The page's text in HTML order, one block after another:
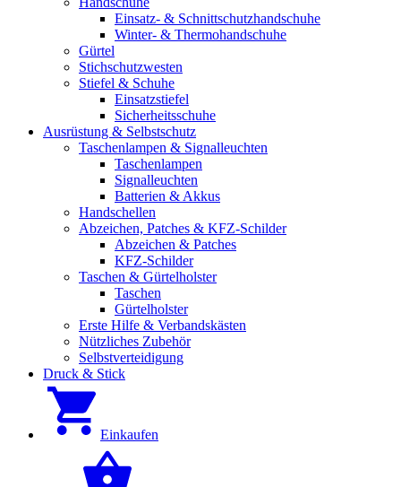
Einsatz- & Schnittschutzhandschuhe
Winter- & Thermohandschuhe
Gürtel
Stichschutzwesten
Stiefel & Schuhe
Einsatzstiefel
Sicherheitsschuhe
Ausrüstung & Selbstschutz
Taschenlampen & Signalleuchten
Taschenlampen
Signalleuchten
Batterien & Akkus
Handschellen
Abzeichen, Patches & KFZ-Schilder
Abzeichen & Patches
KFZ-Schilder
Taschen & Gürtelholster
Taschen
Gürtelholster
Erste Hilfe & Verbandskästen
Nützliches Zubehör
Selbstverteidigung
Druck & Stick
Einkaufen